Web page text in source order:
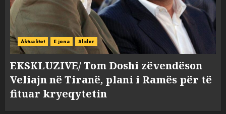
Aktualitet E jona Slider
EKSKLUZIVE/ Tom Doshi zëvendëson
Veliajn në Tiranë, plani i Ramës për të
fituar kryeqytetin